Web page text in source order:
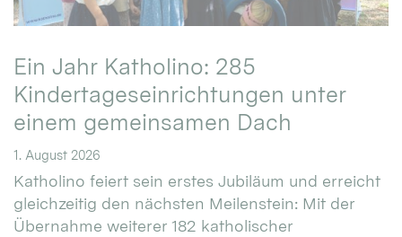
Ein Jahr Katholino: 285
Kindertageseinrichtungen unter
einem gemeinsamen Dach
1. August 2026
Katholino feiert sein erstes Jubiläum und erreicht
gleichzeitig den nächsten Meilenstein: Mit der
Übernahme weiterer 182 katholischer